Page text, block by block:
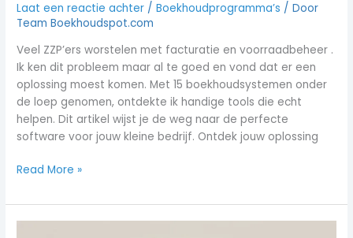
Laat een reactie achter /Boekhoudprogramma’s / Door
Team Boekhoudspot.com
Veel ZZP’ers worstelen met facturatie en voorraadbeheer .
Ik ken dit probleem maar al te goed en vond dat er een
oplossing moest komen. Met 15 boekhoudsystemen onder
de loep genomen, ontdekte ik handige tools die echt
helpen. Dit artikel wijst je de weg naar de perfecte
software voor jouw kleine bedrijf. Ontdek jouw oplossing
Read More »